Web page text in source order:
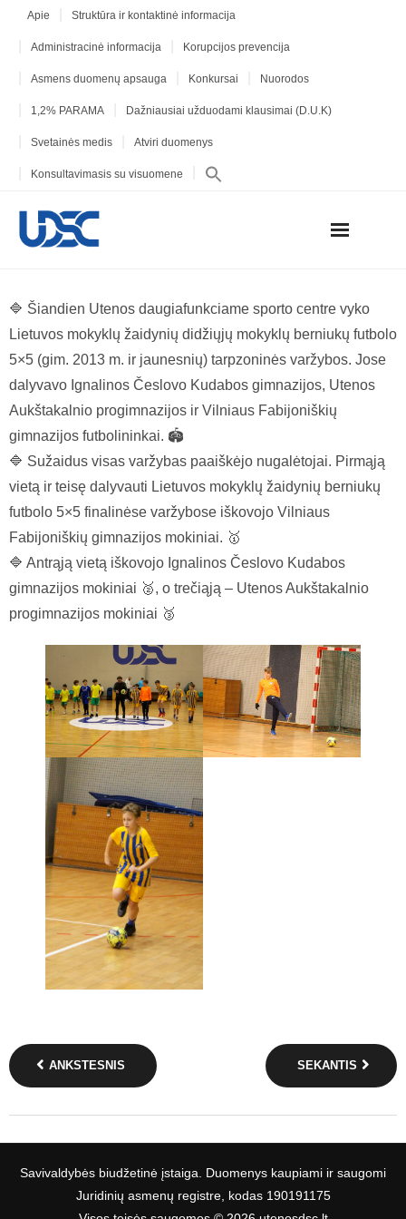
Apie Struktūra ir kontaktinė informacija
Administracinė informacija Korupcijos prevencija
Asmens duomenų apsauga Konkursai Nuorodos
1,2% PARAMA Dažniausiai užduodami klausimai (D.U.K)
Svetainės medis Atviri duomenys
Konsultavimasis su visuomene
🔷 Šiandien Utenos daugiafunkciame sporto centre vyko
Lietuvos mokyklų žaidynių didžiųjų mokyklų berniukų futbolo
5×5 (gim. 2013 m. ir jaunesnių) tarpzoninės varžybos. Jose
dalyvavo Ignalinos Česlovo Kudabos gimnazijos, Utenos
Aukštakalnio progimnazijos ir Vilniaus Fabijoniškių
gimnazijos futbolininkai. 🏟️
🔷 Sužaidus visas varžybas paaiškėjo nugalėtojai. Pirmąją
vietą ir teisę dalyvauti Lietuvos mokyklų žaidynių berniukų
futbolo 5×5 finalinėse varžybose iškovojo Vilniaus
Fabijoniškių gimnazijos mokiniai. 🥇
🔷 Antrąją vietą iškovojo Ignalinos Česlovo Kudabos
gimnazijos mokiniai 🥈, o trečiąją – Utenos Aukštakalnio
progimnazijos mokiniai 🥉
ANKSTESNIS SEKANTIS
Savivaldybės biudžetinė įstaiga. Duomenys kaupiami ir saugomi
Juridinių asmenų registre, kodas 190191175